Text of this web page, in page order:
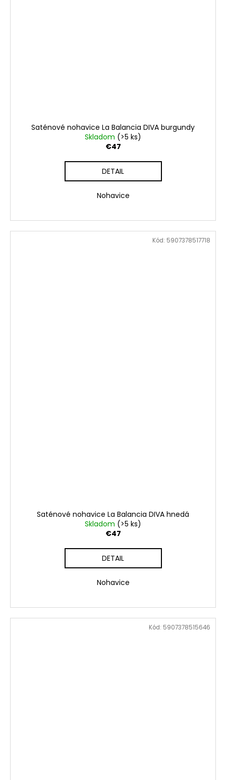
Saténové nohavice La Balancia DIVA burgundy
Skladom (>5 ks)
€47
DETAIL
Nohavice
Saténové nohavice La Balancia DIVA hnedá
Skladom (>5 ks)
€47
DETAIL
Nohavice
Kód: 5907378517718
Kód: 5907378515646